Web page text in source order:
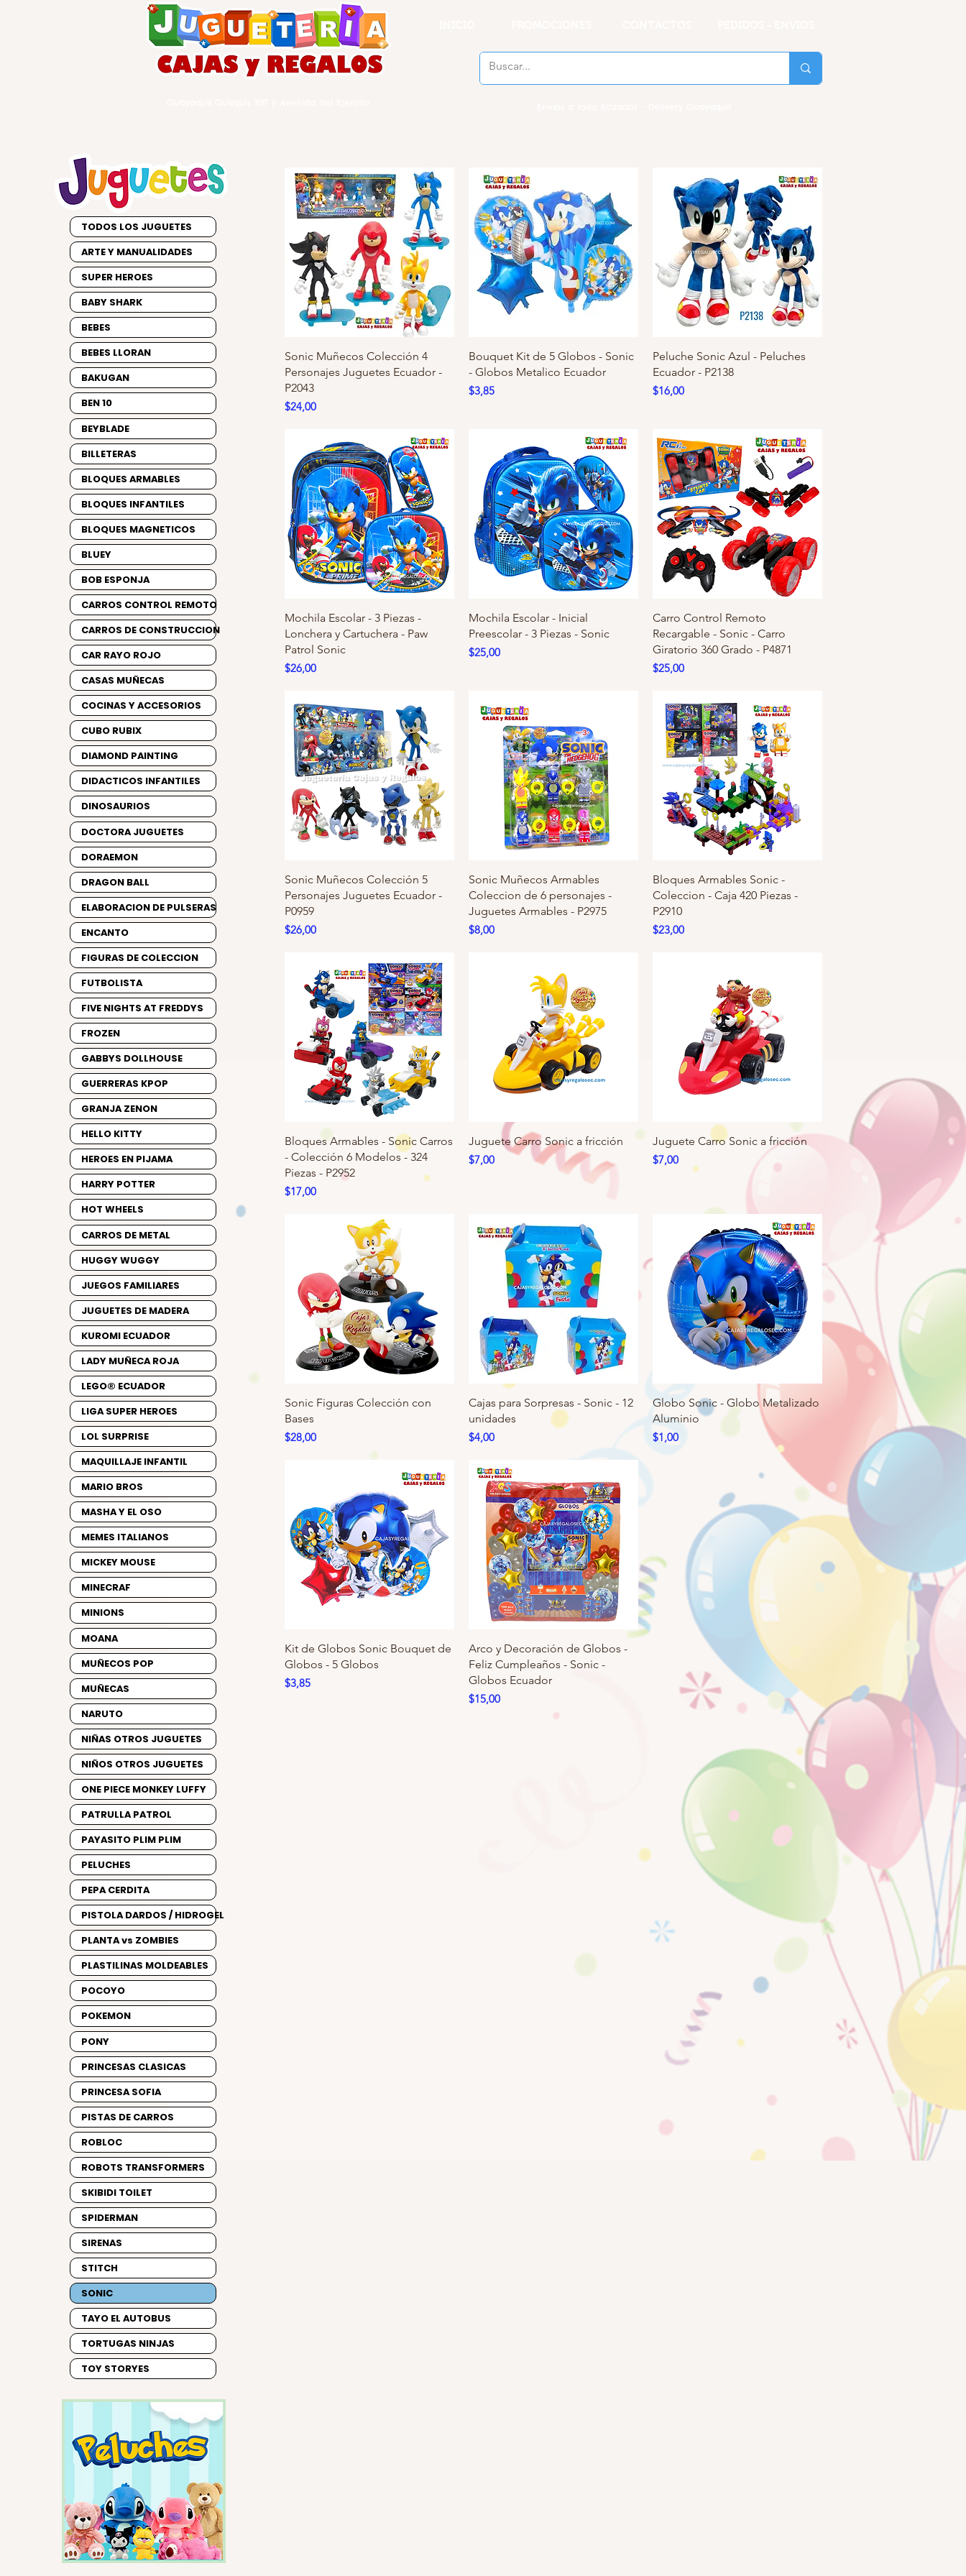
Sonic Muñecos Colección 4
Personajes Juguetes Ecuador -
P2043
Precio
$24,00
Bouquet Kit de 5 Globos - Sonic
- Globos Metalico Ecuador
Precio
$3,85
Peluche Sonic Azul - Peluches
Ecuador - P2138
Precio
$16,00
Mochila Escolar - 3 Piezas -
Lonchera y Cartuchera - Paw
Patrol Sonic
Precio
$26,00
Mochila Escolar - Inicial
Preescolar - 3 Piezas - Sonic
Precio
$25,00
Carro Control Remoto
Recargable - Sonic - Carro
Giratorio 360 Grado - P4871
Precio
$25,00
Sonic Muñecos Colección 5
Personajes Juguetes Ecuador -
P0959
Precio
$26,00
Sonic Muñecos Armables
Coleccion de 6 personajes -
Juguetes Armables - P2975
Precio
$8,00
Bloques Armables Sonic -
Coleccion - Caja 420 Piezas -
P2910
Precio
$23,00
Bloques Armables - Sonic Carros
- Colección 6 Modelos - 324
Piezas - P2952
Precio
$17,00
Juguete Carro Sonic a fricción
Precio
$7,00
Juguete Carro Sonic a fricción
Precio
$7,00
Sonic Figuras Colección con
Bases
Precio
$28,00
Cajas para Sorpresas - Sonic - 12
unidades
Precio
$4,00
Globo Sonic - Globo Metalizado
Aluminio
Precio
$1,00
Kit de Globos Sonic Bouquet de
Globos - 5 Globos
Precio
$3,85
Arco y Decoración de Globos -
Feliz Cumpleaños - Sonic -
Globos Ecuador
Precio
$15,00
TODOS LOS JUGUETES
ARTE Y MANUALIDADES
SUPER HEROES
BABY SHARK
BEBES
BEBES LLORAN
BAKUGAN
BEN 10
BEYBLADE
BILLETERAS
BLOQUES ARMABLES
BLOQUES INFANTILES
BLOQUES MAGNETICOS
BLUEY
BOB ESPONJA
CARROS CONTROL REMOTO
CARROS DE CONSTRUCCION
CAR RAYO ROJO
CASAS MUÑECAS
COCINAS Y ACCESORIOS
CUBO RUBIX
DIAMOND PAINTING
DIDACTICOS INFANTILES
DINOSAURIOS
DOCTORA JUGUETES
DORAEMON
DRAGON BALL
ELABORACION DE PULSERAS
ENCANTO
FIGURAS DE COLECCION
FUTBOLISTA
FIVE NIGHTS AT FREDDYS
FROZEN
GABBYS DOLLHOUSE
GUERRERAS KPOP
GRANJA ZENON
HELLO KITTY
HEROES EN PIJAMA
HARRY POTTER
HOT WHEELS
CARROS DE METAL
HUGGY WUGGY
JUEGOS FAMILIARES
JUGUETES DE MADERA
KUROMI ECUADOR
LADY MUÑECA ROJA
LEGO® ECUADOR
LIGA SUPER HEROES
LOL SURPRISE
MAQUILLAJE INFANTIL
MARIO BROS
MASHA Y EL OSO
MEMES ITALIANOS
MICKEY MOUSE
MINECRAF
MINIONS
MOANA
MUÑECOS POP
MUÑECAS
NARUTO
NIÑAS OTROS JUGUETES
NIÑOS OTROS JUGUETES
ONE PIECE MONKEY LUFFY
PATRULLA PATROL
PAYASITO PLIM PLIM
PELUCHES
PEPA CERDITA
PISTOLA DARDOS / HIDROGEL
PLANTA vs ZOMBIES
PLASTILINAS MOLDEABLES
POCOYO
POKEMON
PONY
PRINCESAS CLASICAS
PRINCESA SOFIA
PISTAS DE CARROS
ROBLOC
ROBOTS TRANSFORMERS
SKIBIDI TOILET
SPIDERMAN
SIRENAS
STITCH
SONIC
TAYO EL AUTOBUS
TORTUGAS NINJAS
TOY STORYES